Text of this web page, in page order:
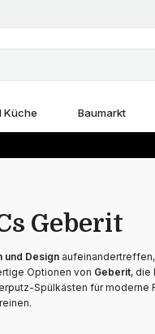
Küche Baumarkt
Geberit
und Designaufeinandertreffen,
Optionen von Geberit, die
Spülkästen für moderne